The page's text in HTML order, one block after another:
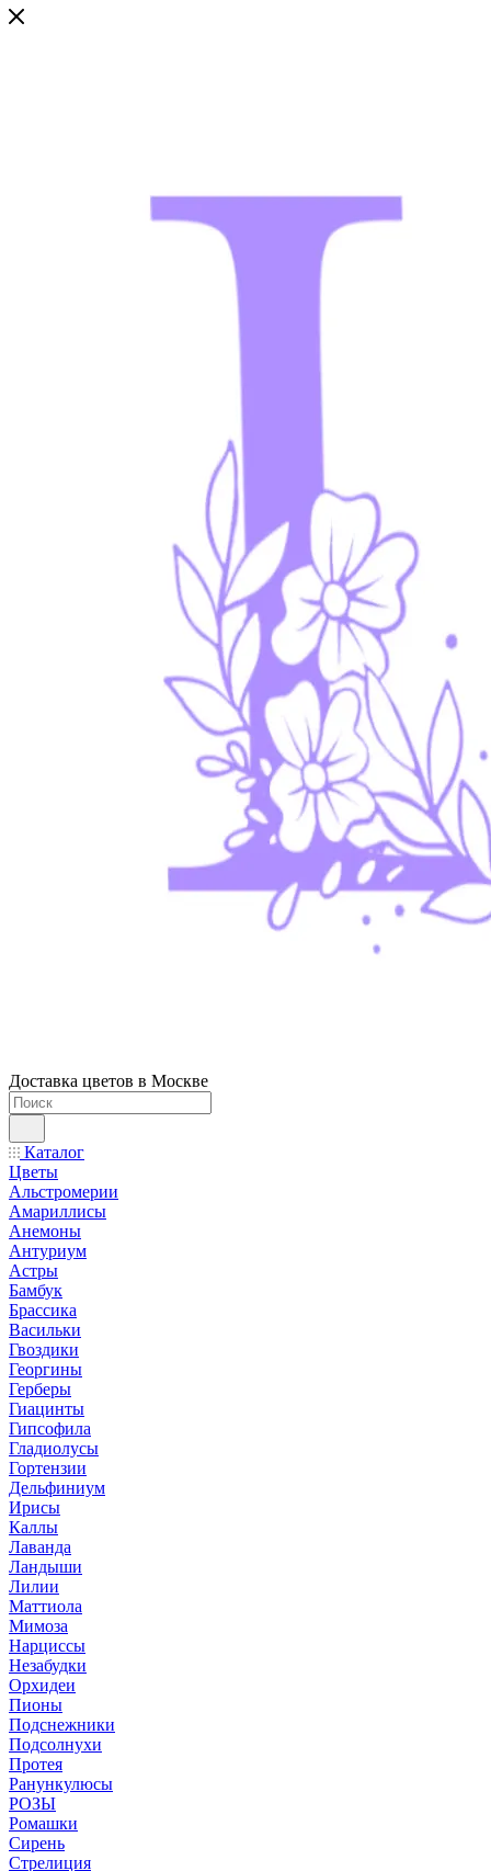
Доставка цветов в Москве
Каталог
Цветы
Альстромерии
Амариллисы
Анемоны
Антуриум
Астры
Бамбук
Брассика
Васильки
Гвоздики
Георгины
Герберы
Гиацинты
Гипсофила
Гладиолусы
Гортензии
Дельфиниум
Ирисы
Каллы
Лаванда
Ландыши
Лилии
Маттиола
Мимоза
Нарциссы
Незабудки
Орхидеи
Пионы
Подснежники
Подсолнухи
Протея
Ранункулюсы
РОЗЫ
Ромашки
Сирень
Стрелиция